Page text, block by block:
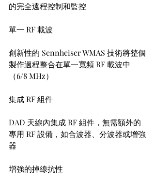
的完全遠程控制和監控
單一 RF 載波
創新性的 Sennheiser WMAS 技術將整個
製作過程整合在單一寬頻 RF 載波中
（6/8 MHz）
集成 RF 組件
DAD 天線內集成 RF 組件，無需額外的
專用 RF 設備，如合波器、分波器或增強
器
增強的掉線抗性